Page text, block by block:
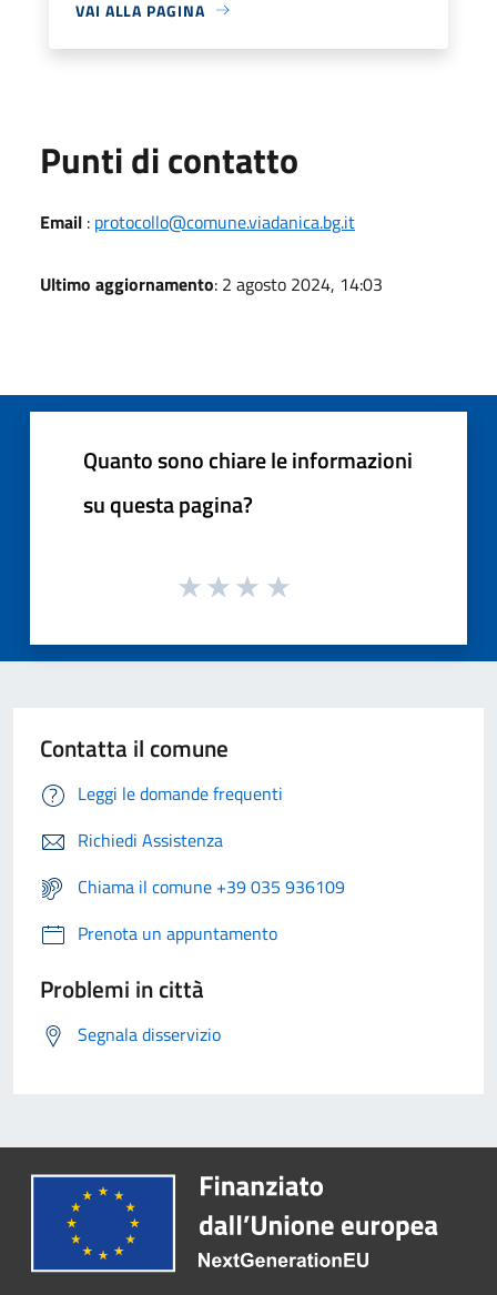
VAI ALLA PAGINA
Punti di contatto
Email : protocollo@comune.viadanica.bg.it
Ultimo aggiornamento: 2 agosto 2024, 14:03
Quanto sono chiare le informazioni
su questa pagina?
Contatta il comune
Leggi le domande frequenti
Richiedi Assistenza
Chiama il comune +39 035 936109
Prenota un appuntamento
Problemi in città
Segnala disservizio